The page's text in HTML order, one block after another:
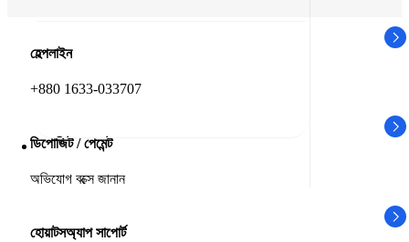
হেল্পলাইন
+880 1633-033707
ডিপোজিট / পেমেন্ট
অভিযোগ বক্সে জানান
হোয়াটসঅ্যাপ সাপোর্ট